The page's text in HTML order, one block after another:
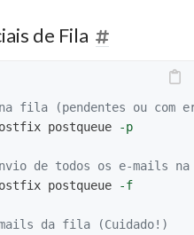
de Fila
fila (pendentes ou com
postqueue -p
de todos os e-mails
postqueue -f
da fila (Cuidado!)